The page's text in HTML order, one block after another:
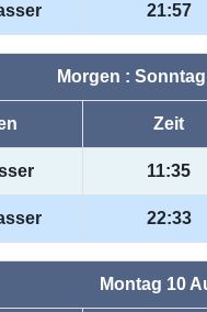
21:57
Morgen :
Zeit
11:35
22:33
Montag 10